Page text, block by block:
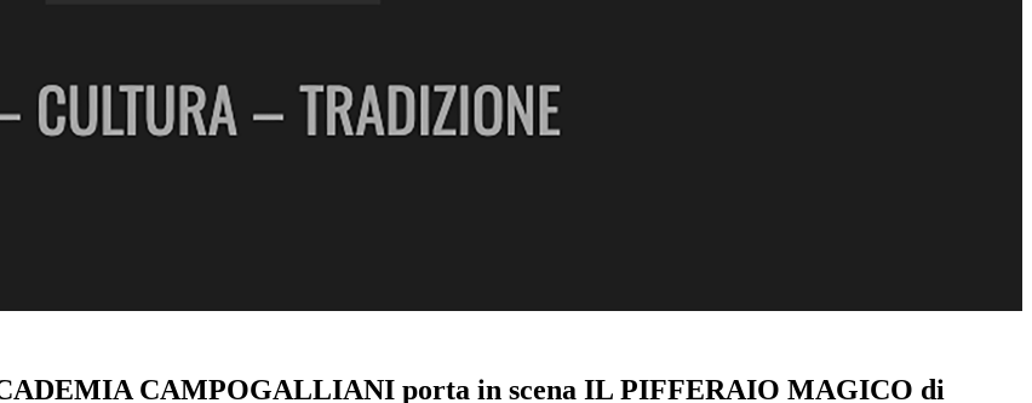
CAMPOGALLIANI porta in scena IL PIFFERAIO MAGICO di